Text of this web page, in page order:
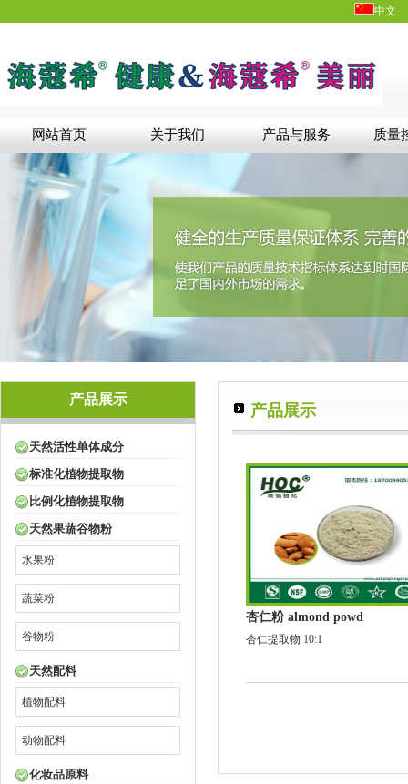
中文
网站首页 关于我们 产品与服务 质量
产品展示
天然活性单体成分
标准化植物提取物
比例化植物提取物
天然果蔬谷物粉
水果粉
蔬菜粉
谷物粉
天然配料
植物配料
动物配料
化妆品原料
产品展示
杏仁粉 almond powd
杏仁提取物 10:1